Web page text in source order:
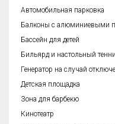
Автомобильная парковка
Балконы с алюминиевыми
Бассейн для детей
Бильярд и настольный
Генератор на случай
Детская площадка
Зона для барбекю
Кинотеатр